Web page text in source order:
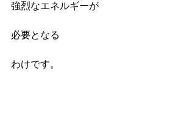
強烈なエネルギーが
必要となる
わけです。